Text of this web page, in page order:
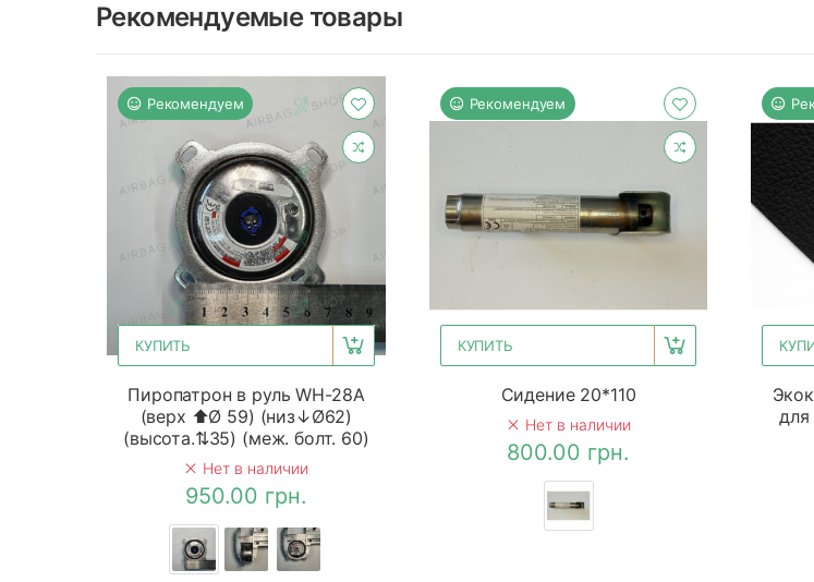
Рекомендуемые товары
Рекомендуем
КУПИТЬ
Пиропатрон в руль WH-28A
(верх ⬆Ø 59) (низ↓Ø62)
(высота.⇅35) (меж. болт. 60)
Нет в наличии
950.00 грн.
Рекомендуем
КУПИТЬ
Сидение 20*110
Нет в наличии
800.00 грн.
для